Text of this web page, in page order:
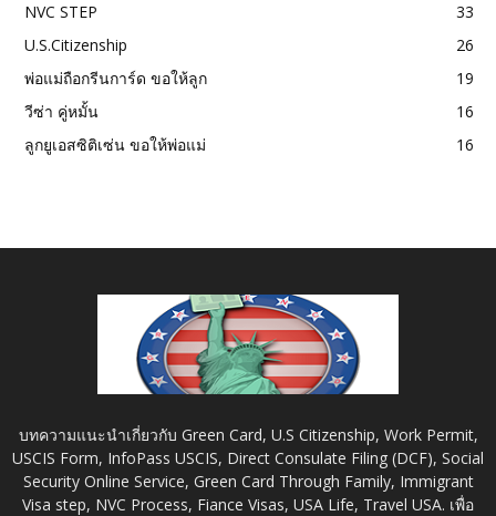
NVC STEP
33
U.S.Citizenship
26
พ่อแม่ถือกรีนการ์ด ขอให้ลูก
19
วีซ่า คู่หมั้น
16
ลูกยูเอสซิติเซ่น ขอให้พ่อแม่
16
บทความแนะนำเกี่ยวกับ Green Card, U.S Citizenship, Work Permit,
USCIS Form, InfoPass USCIS, Direct Consulate Filing (DCF), Social
Security Online Service, Green Card Through Family, Immigrant
Visa step, NVC Process, Fiance Visas, USA Life, Travel USA. เพื่อ